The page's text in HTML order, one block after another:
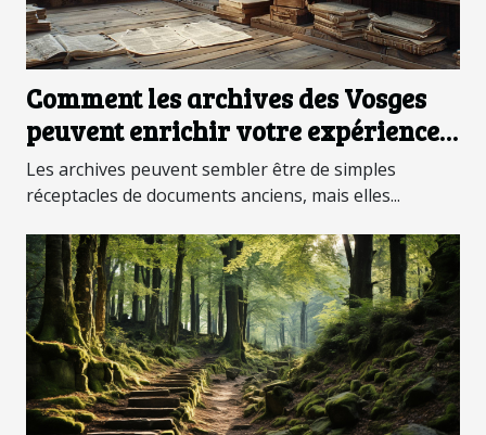
Comment les archives des Vosges
peuvent enrichir votre expérience
touristique
Les archives peuvent sembler être de simples
réceptacles de documents anciens, mais elles...